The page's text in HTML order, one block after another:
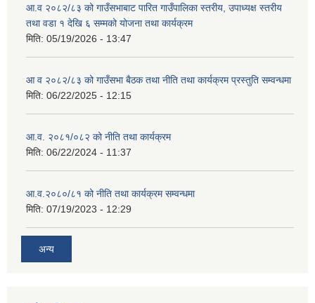
आ.व २०८२/८३ को गाउँसभाबाट पारित गाउँपालिका स्तरीय, उपाध्यक्ष स्तरीय
तथा वडा १ देखि ६ सम्मको योजना तथा कार्यक्रम
मिति: 05/19/2026 - 13:47
आ व २०८२/८३ को गाउँसभा बैठक तथा नीति तथा कार्यक्रम प्रस्तुति सम्वन्धमा
मिति: 06/22/2025 - 12:15
आ.व. २०८१/०८२ को नीति तथा कार्यक्रम
मिति: 06/22/2024 - 11:37
आ.व.२०८०/८१ को नीति तथा कार्यक्रम सम्वन्धमा
मिति: 07/19/2023 - 12:29
अन्य